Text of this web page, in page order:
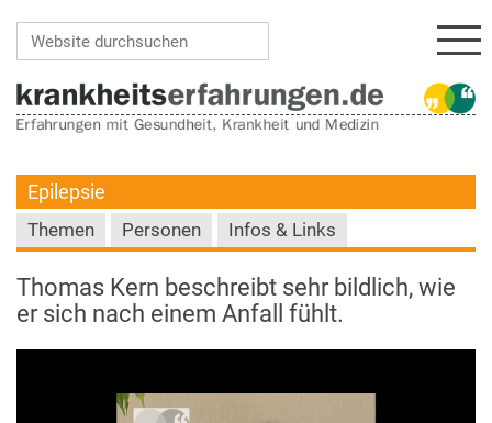
Epilepsie
Themen Personen Infos & Links
Thomas Kern beschreibt sehr bildlich, wie
er sich nach einem Anfall fühlt.